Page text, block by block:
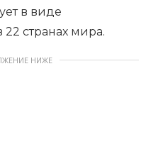
в виде
странах мира.
НИЖЕ